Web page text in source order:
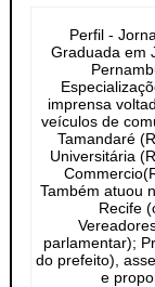
Perfil -
Graduada em
imprensa
veículos de
Tamandaré
Universitária
Também atuou
Recife
parlamentar);
do prefeito),
e